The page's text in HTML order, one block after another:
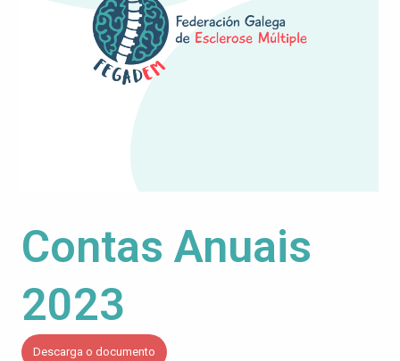
Contas Anuais
2023
Descarga o documento